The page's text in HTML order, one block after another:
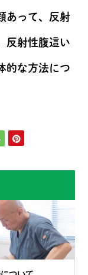
あって、反射
反射性腹這い
的な方法につ